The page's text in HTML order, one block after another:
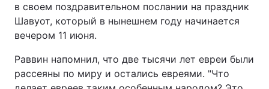
Україна Політика
Спорт Наука
в своем поздравительном послании на праздник
Шавуот, который в нынешнем году начинается
вечером 11 июня.
Раввин напомнил, что две тысячи лет евреи были
рассеяны по миру и остались евреями. "Что